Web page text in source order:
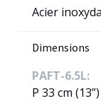
Acier
Dimensions
PAFT-6.5L:
P 33 cm (13”)